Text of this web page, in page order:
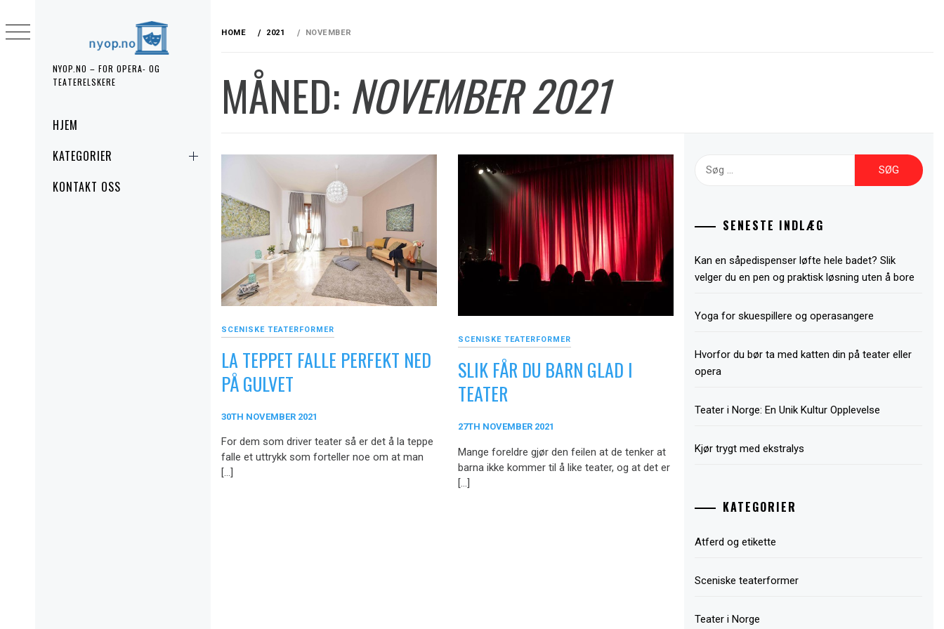
NYOP.NO – FOR OPERA- OG
TEATERELSKERE
MenuHJEM
KATEGORIER
KONTAKT OSS
to
content
HOME 2021 NOVEMBER
MÅNED: NOVEMBER 2021
SCENISKE TEATERFORMER
LA TEPPET FALLE PERFEKT NED
PÅ GULVET
30TH NOVEMBER 2021
For dem som driver teater så er det å la teppe
falle et uttrykk som forteller noe om at man
[…]
SCENISKE TEATERFORMER
SLIK FÅR DU BARN GLAD I
TEATER
27TH NOVEMBER 2021
Mange foreldre gjør den feilen at de tenker at
barna ikke kommer til å like teater, og at det er
[…]
efter:
SENESTE INDLÆG
Kan en såpedispenser løfte hele badet? Slik
velger du en pen og praktisk løsning uten å bore
Yoga for skuespillere og operasangere
Hvorfor du bør ta med katten din på teater eller
opera
Teater i Norge: En Unik Kultur Opplevelse
Kjør trygt med ekstralys
KATEGORIER
Atferd og etikette
Sceniske teaterformer
Teater i Norge